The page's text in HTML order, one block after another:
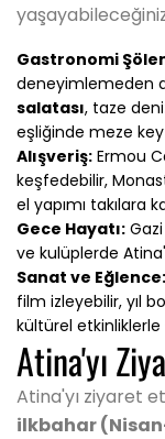
Gastronomi
deneyimlemeden
salatası, taze
eşliğinde meze
Alışveriş: Ermou
keşfedebilir,
el yapımı takılara
Gece Hayatı:
ve kulüplerde
Sanat ve Eğlence:
film izleyebilir, yıl
kültürel etkinliklerle
Atina'yı
Atina'yı ziyaret
ilkbahar